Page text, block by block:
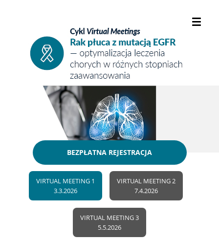
BEZPŁATNA REJESTRACJA
VIRTUAL MEETING 1
3.3.2026
VIRTUAL MEETING 2
7.4.2026
VIRTUAL MEETING 3
5.5.2026